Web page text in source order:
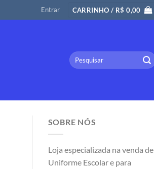
Entrar CARRINHO / R$ 0,00
Pesquisar
por:
SOBRE NÓS
Loja especializada na venda de
Uniforme Escolar e para